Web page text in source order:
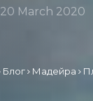
20 March 2020
Блог Мадейра